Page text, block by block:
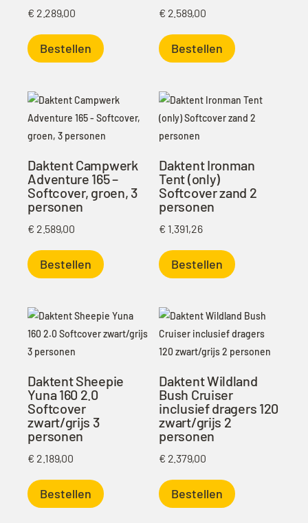
€ 2.289,00
Bestellen
€ 2.589,00
Bestellen
Daktent Campwerk
Adventure 165 –
Softcover, groen, 3
personen
€ 2.589,00
Bestellen
Daktent Ironman
Tent (only)
Softcover zand 2
personen
€ 1.391,26
Bestellen
Daktent Sheepie
Yuna 160 2.0
Softcover
zwart/grijs 3
personen
€ 2.189,00
Bestellen
Daktent Wildland
Bush Cruiser
inclusief dragers 120
zwart/grijs 2
personen
€ 2.379,00
Bestellen